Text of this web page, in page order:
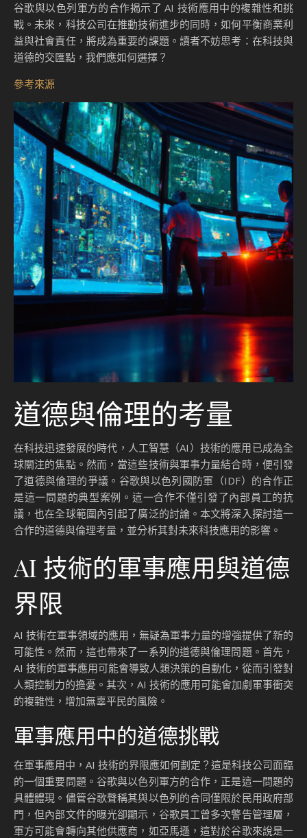
谷歌與以色列軍方的合作揭示了 AI 技術應用中的複雜性和挑
戰。未來，科技公司在推動技術進步的同時，如何平衡商業利
益與社會責任，將成為重要的課題。讀者不妨思考：在科技與
道德的交匯點，我們應如何選擇？
參考來源
道德與倫理的考量
在科技迅速發展的時代，人工智慧（AI）技術的應用已成為全
球關注的焦點。然而，當這些技術與軍事力量結合時，便引發
了道德與倫理的爭議。谷歌與以色列國防軍（IDF）的合作正
是這一問題的典型案例。這一合作不僅引發了內部員工的抗
議，也在全球範圍內引起了廣泛的討論。本文將深入探討這一
合作的道德與倫理考量，並分析其對未來科技應用的影響。
AI 技術的軍事應用與道德
界限
AI 技術在軍事領域的應用，無疑為軍事力量的增強提供了新的
可能性。然而，這也帶來了一系列的道德與倫理問題。首先，
AI 技術的軍事應用可能會導致人類決策的自動化，從而引發對
人類控制力的擔憂。其次，AI 技術的應用可能會加劇軍事衝突
的複雜性，增加無辜平民的風險。
軍事應用中的道德挑戰
在軍事應用中，AI 技術的界限應如何劃定？這是科技公司面臨
的一個重要問題。谷歌與以色列軍方的合作，正是這一問題的
具體體現。儘管谷歌聲稱其與以色列的合同僅限於民用政府部
門，但內部文件的曝光卻顯示，谷歌員工曾多次警告管理層，
軍方可能會轉向其他供應商，如亞馬遜，這對於谷歌來說是一